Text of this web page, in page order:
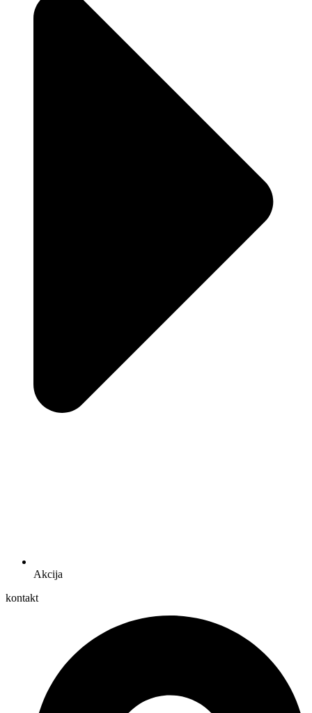
Akcija
kontakt